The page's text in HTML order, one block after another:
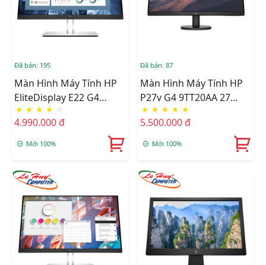
Đã bán: 195
Màn Hình Máy Tính HP
EliteDisplay E22 G4
9VH72AA 21.5Inch IPS
★ ★ ★ ★ ☆
4.990.000 đ
Mới 100%
Đã bán: 87
Màn Hình Máy Tính HP
P27v G4 9TT20AA 27
Inch FHD IPS
★ ★ ★ ★ ★
5.500.000 đ
Mới 100%